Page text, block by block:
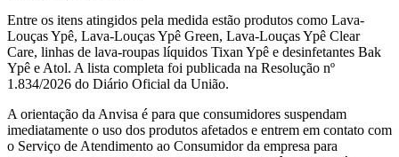
Entre os itens atingidos pela medida estão produtos como Lava-
Louças Ypê, Lava-Louças Ypê Green, Lava-Louças Ypê Clear
Care, linhas de lava-roupas líquidos Tixan Ypê e desinfetantes Bak
Ypê e Atol. A lista completa foi publicada na Resolução nº
1.834/2026 do Diário Oficial da União.
A orientação da Anvisa é para que consumidores suspendam
imediatamente o uso dos produtos afetados e entrem em contato com
o Serviço de Atendimento ao Consumidor da empresa para